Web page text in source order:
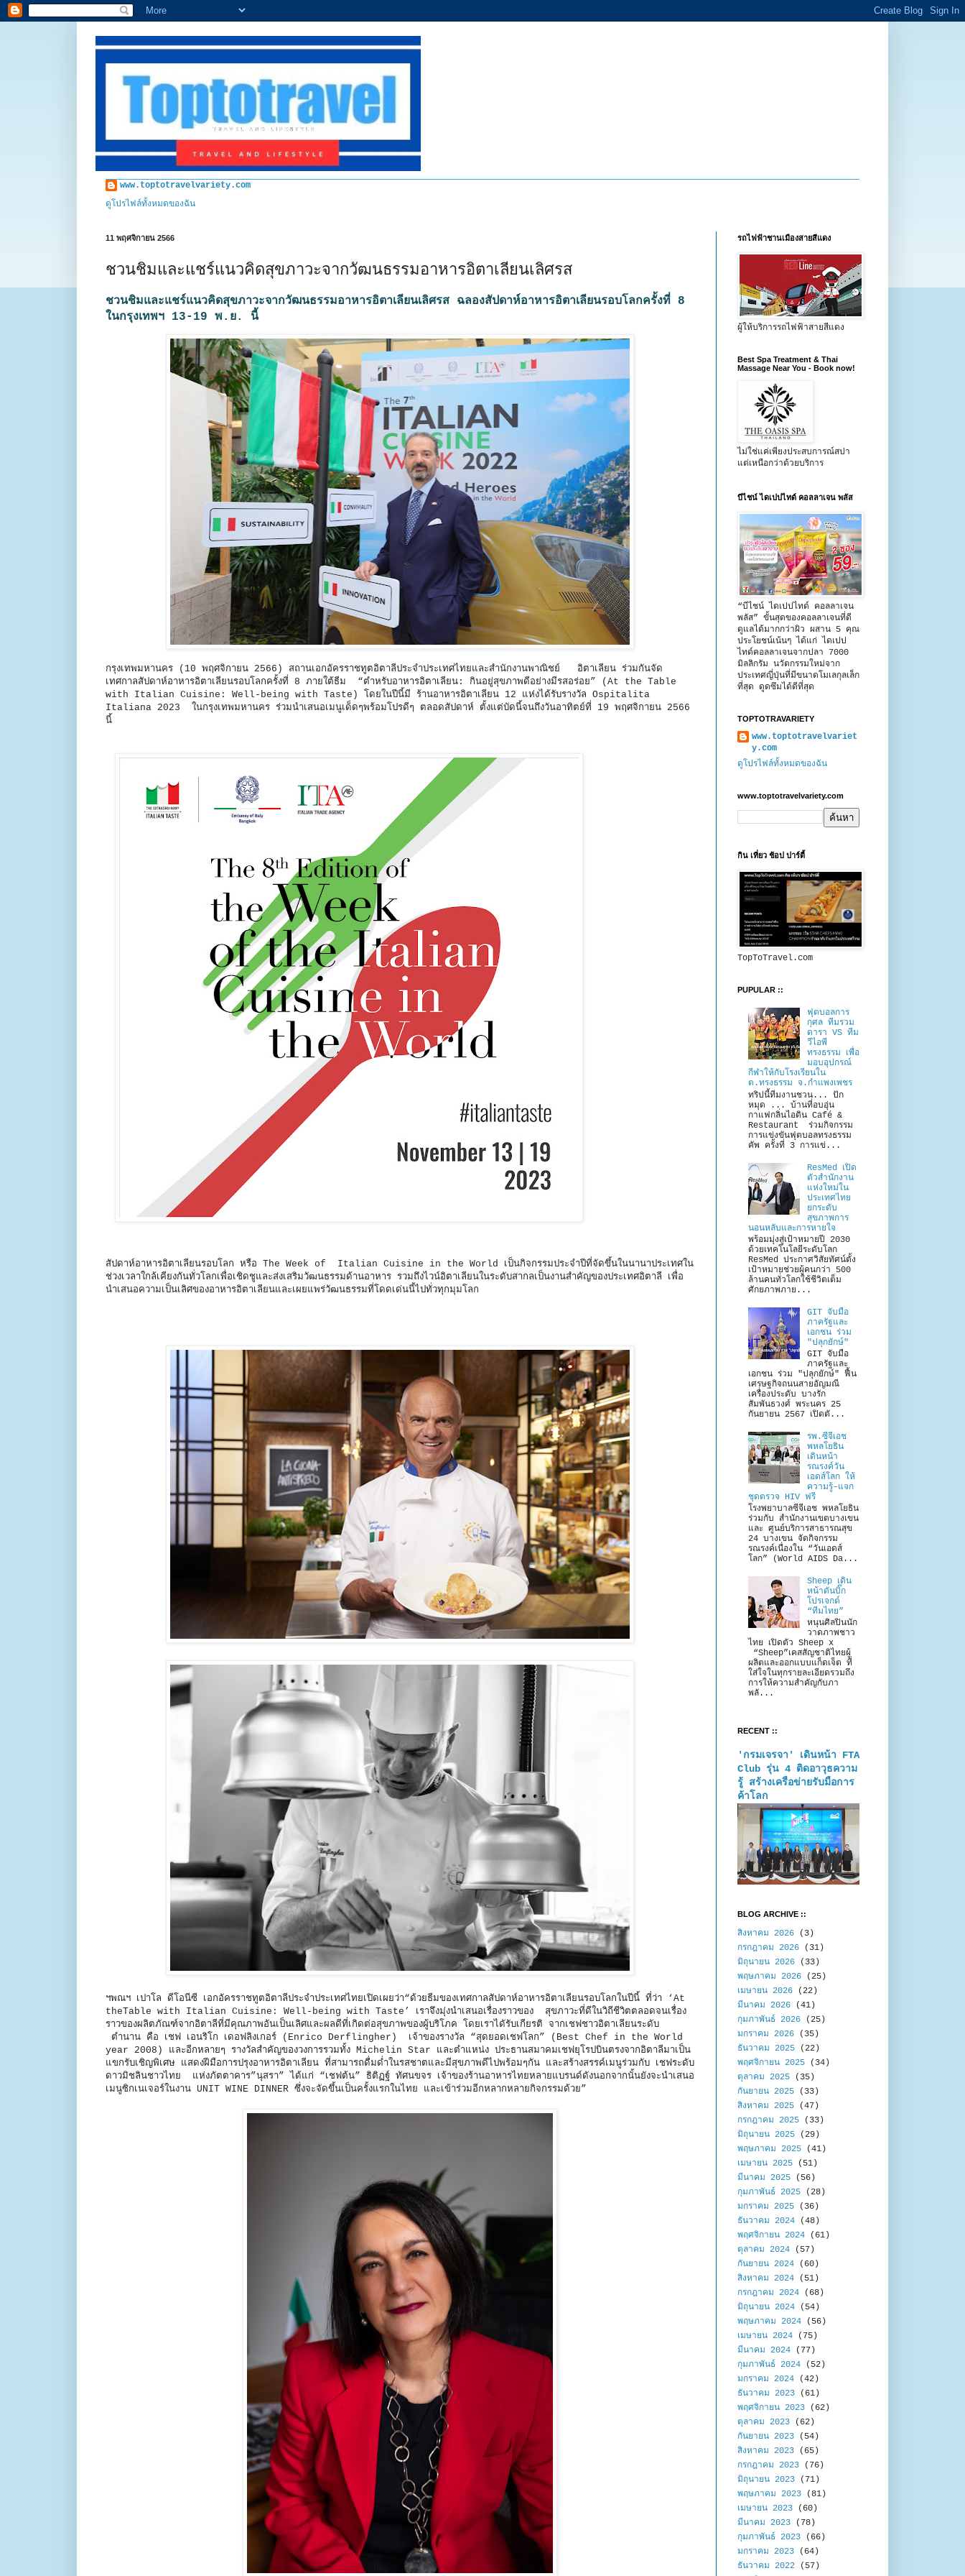
www.toptotravelvariety.com
ดูโปรไฟล์ทั้งหมดของฉัน
11 พฤศจิกายน 2566
ชวนชิมและแชร์แนวคิดสุขภาวะจากวัฒนธรรมอาหารอิตาเลียนเลิศรส
ชวนชิมและแชร์แนวคิดสุขภาวะจากวัฒนธรรมอาหารอิตาเลียนเลิศรส ฉลองสัปดาห์อาหารอิตาเลียนรอบโลกครั้งที่ 8
ในกรุงเทพฯ 13-19 พ.ย. นี้
กรุงเทพมหานคร (10 พฤศจิกายน 2566) สถานเอกอัครราชทูตอิตาลีประจำประเทศไทยและสำนักงานพาณิชย์ อิตาเลียน ร่วมกันจัด
เทศกาลสัปดาห์อาหารอิตาเลียนรอบโลกครั้งที่ 8 ภายใต้ธีม “ตำหรับอาหารอิตาเลียน: กินอยู่สุขภาพดีอย่างมีรสอร่อย” (At the Table
with Italian Cuisine: Well-being with Taste) โดยในปีนี้มี ร้านอาหารอิตาเลียน 12 แห่งได้รับรางวัล Ospitalita
Italiana 2023 ในกรุงเทพมหานคร ร่วมนำเสนอเมนูเด็ดๆพร้อมโปรดีๆ ตลอดสัปดาห์ ตั้งแต่บัดนี้จนถึงวันอาทิตย์ที่ 19 พฤศจิกายน 2566
นี้
สัปดาห์อาหารอิตาเลียนรอบโลก หรือ The Week of Italian Cuisine in the World เป็นกิจกรรมประจำปีที่จัดขึ้นในนานาประเทศใน
ช่วงเวลาใกล้เคียงกันทั่วโลกเพื่อเชิดชูและส่งเสริมวัฒนธรรมด้านอาหาร รวมถึงไวน์อิตาเลียนในระดับสากลเป็นงานสำคัญของประเทศอิตาลี เพื่อ
นำเสนอความเป็นเลิศของอาหารอิตาเลียนและเผยแพร่วัฒนธรรมที่โดดเด่นนี้ไปทั่วทุกมุมโลก
ฯพณฯ เปาโล ดีโอนีซี เอกอัครราชทูตอิตาลีประจำประเทศไทยเปิดเผยว่า“ด้วยธีมของเทศกาลสัปดาห์อาหารอิตาเลียนรอบโลกในปีนี้ ที่ว่า ‘At
theTable with Italian Cuisine: Well-being with Taste’ เราจึงมุ่งนำเสนอเรื่องราวของ สุขภาวะที่ดีในวิถีชีวิตตลอดจนเรื่อง
ราวของผลิตภัณฑ์จากอิตาลีที่มีคุณภาพอันเป็นเลิศและผลดีที่เกิดต่อสุขภาพของผู้บริโภค โดยเราไดัรับเกียรติ จากเชฟชาวอิตาเลียนระดับ
ตำนาน คือ เชฟ เอนริโก เดอฟลิงเกอร์ (Enrico Derflingher) เจ้าของรางวัล “สุดยอดเชฟโลก” (Best Chef in the World
year 2008) และอีกหลายๆ รางวัลสำคัญของวงการรวมทั้ง Michelin Star และตำแหน่ง ประธานสมาคมเชฟยุโรปบินตรงจากอิตาลีมาเป็น
แขกรับเชิญพิเศษ แสดงฝีมือการปรุงอาหารอิตาเลียน ที่สามารถดื่มด่ำในรสชาตและมีสุขภาพดีไปพร้อมๆกัน และสร้างสรรค์เมนูร่วมกับ เชฟระดับ
ดาวมิชลินชาวไทย แห่งภัตตาคาร”นุสรา” ได้แก่ “เชฟต้น” ธิติฏฐ์ ทัศนขจร เจ้าของร้านอาหารไทยหลายแบรนด์ดังนอกจากนั้นยังจะนำเสนอ
เมนูซิกเนเจอร์ในงาน UNIT WINE DINNER ซึ่งจะจัดขึ้นเป็นครั้งแรกในไทย และเข้าร่วมอีกหลากหลายกิจกรรมด้วย”
รถไฟฟ้าชานเมืองสายสีแดง
ผู้ให้บริการรถไฟฟ้าสายสีแดง
Best Spa Treatment & Thai
Massage Near You - Book now!
ไม่ใช่แค่เพียงประสบการณ์สปา
แต่เหนือกว่าด้วยบริการ
บีไชน์ ไดเปปไทด์ คอลลาเจน พลัส
“บีไชน์ ไดเปปไทด์ คอลลาเจน
พลัส” ขั้นสุดของคอลลาเจนที่ดี
ดูแลได้มากกว่าผิว ผสาน 5 คุณ
ประโยชน์เน้นๆ ได้แก่ ไดเปป
ไทด์คอลลาเจนจากปลา 7000
มิลลิกรัม นวัตกรรมใหม่จาก
ประเทศญี่ปุ่นที่มีขนาดโมเลกุลเล็ก
ที่สุด ดูดซึมได้ดีที่สุด
TOPTOTRAVARIETY
www.toptotravelvariet
y.com
ดูโปรไฟล์ทั้งหมดของฉัน
www.toptotravelvariety.com
กิน เที่ยว ช้อป ปาร์ตี้
TopToTravel.com
PUPULAR ::
ฟุตบอลการ
กุศล ทีมรวม
ดารา VS ทีม
วีไอพี
ทรงธรรม เพื่อ
มอบอุปกรณ์
กีฬาให้กับโรงเรียนใน
ต.ทรงธรรม จ.กำแพงเพชร
ทริปนี้ทีมงานชวน... ปัก
หมุด ... บ้านที่อบอุ่น
กาแฟกลิ่นไอดิน Café &
Restaurant ร่วมกิจกรรม
การแข่งขันฟุตบอลทรงธรรม
คัพ ครั้งที่ 3 การแข่...
ResMed เปิด
ตัวสำนักงาน
แห่งใหม่ใน
ประเทศไทย
ยกระดับ
สุขภาพการ
นอนหลับและการหายใจ
พร้อมมุ่งสู่เป้าหมายปี 2030
ด้วยเทคโนโลยีระดับโลก
ResMed ประกาศวิสัยทัศน์ตั้ง
เป้าหมายช่วยผู้คนกว่า 500
ล้านคนทั่วโลกใช้ชีวิตเต็ม
ศักยภาพภาย...
GIT จับมือ
ภาครัฐและ
เอกชน ร่วม
"ปลุกยักษ์"
GIT จับมือ
ภาครัฐและ
เอกชน ร่วม "ปลุกยักษ์" ฟื้น
เศรษฐกิจถนนสายอัญมณี
เครื่องประดับ บางรัก
สัมพันธวงศ์ พระนคร 25
กันยายน 2567 เปิดตั...
รพ.ซีจีเอช
พหลโยธิน
เดินหน้า
รณรงค์วัน
เอดส์โลก ให้
ความรู้–แจก
ชุดตรวจ HIV ฟรี
โรงพยาบาลซีจีเอช พหลโยธิน
ร่วมกับ สำนักงานเขตบางเขน
และ ศูนย์บริการสาธารณสุข
24 บางเขน จัดกิจกรรม
รณรงค์เนื่องใน “วันเอดส์
โลก” (World AIDS Da...
Sheep เดิน
หน้าดันบิ๊ก
โปรเจกต์
“ทีมไทย”
หนุนศิลปินนัก
วาดภาพชาว
ไทย เปิดตัว Sheep x
“Sheep”เคสสัญชาติไทยผู้
ผลิตและออกแบบแก็ดเจ็ต ที่
ใส่ใจในทุกรายละเอียดรวมถึง
การให้ความสำคัญกับภา
พลั...
RECENT ::
'กรมเจรจา' เดินหน้า FTA
Club รุ่น 4 ติดอาวุธความ
รู้ สร้างเครือข่ายรับมือการ
ค้าโลก
BLOG ARCHIVE ::
สิงหาคม 2026 (3)
กรกฎาคม 2026 (31)
มิถุนายน 2026 (33)
พฤษภาคม 2026 (25)
เมษายน 2026 (22)
มีนาคม 2026 (41)
กุมภาพันธ์ 2026 (25)
มกราคม 2026 (35)
ธันวาคม 2025 (22)
พฤศจิกายน 2025 (34)
ตุลาคม 2025 (35)
กันยายน 2025 (33)
สิงหาคม 2025 (47)
กรกฎาคม 2025 (33)
มิถุนายน 2025 (29)
พฤษภาคม 2025 (41)
เมษายน 2025 (51)
มีนาคม 2025 (56)
กุมภาพันธ์ 2025 (28)
มกราคม 2025 (36)
ธันวาคม 2024 (48)
พฤศจิกายน 2024 (61)
ตุลาคม 2024 (57)
กันยายน 2024 (60)
สิงหาคม 2024 (51)
กรกฎาคม 2024 (68)
มิถุนายน 2024 (54)
พฤษภาคม 2024 (56)
เมษายน 2024 (75)
มีนาคม 2024 (77)
กุมภาพันธ์ 2024 (52)
มกราคม 2024 (42)
ธันวาคม 2023 (61)
พฤศจิกายน 2023 (62)
ตุลาคม 2023 (62)
กันยายน 2023 (54)
สิงหาคม 2023 (65)
กรกฎาคม 2023 (76)
มิถุนายน 2023 (71)
พฤษภาคม 2023 (81)
เมษายน 2023 (60)
มีนาคม 2023 (78)
กุมภาพันธ์ 2023 (66)
มกราคม 2023 (64)
ธันวาคม 2022 (57)